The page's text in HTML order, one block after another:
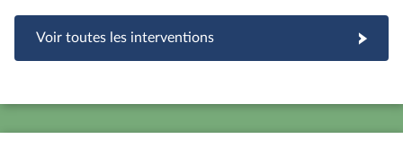
Voir toutes les interventions